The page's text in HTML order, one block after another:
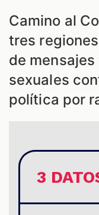
Camino al
tres
de
sexuales
política por
3